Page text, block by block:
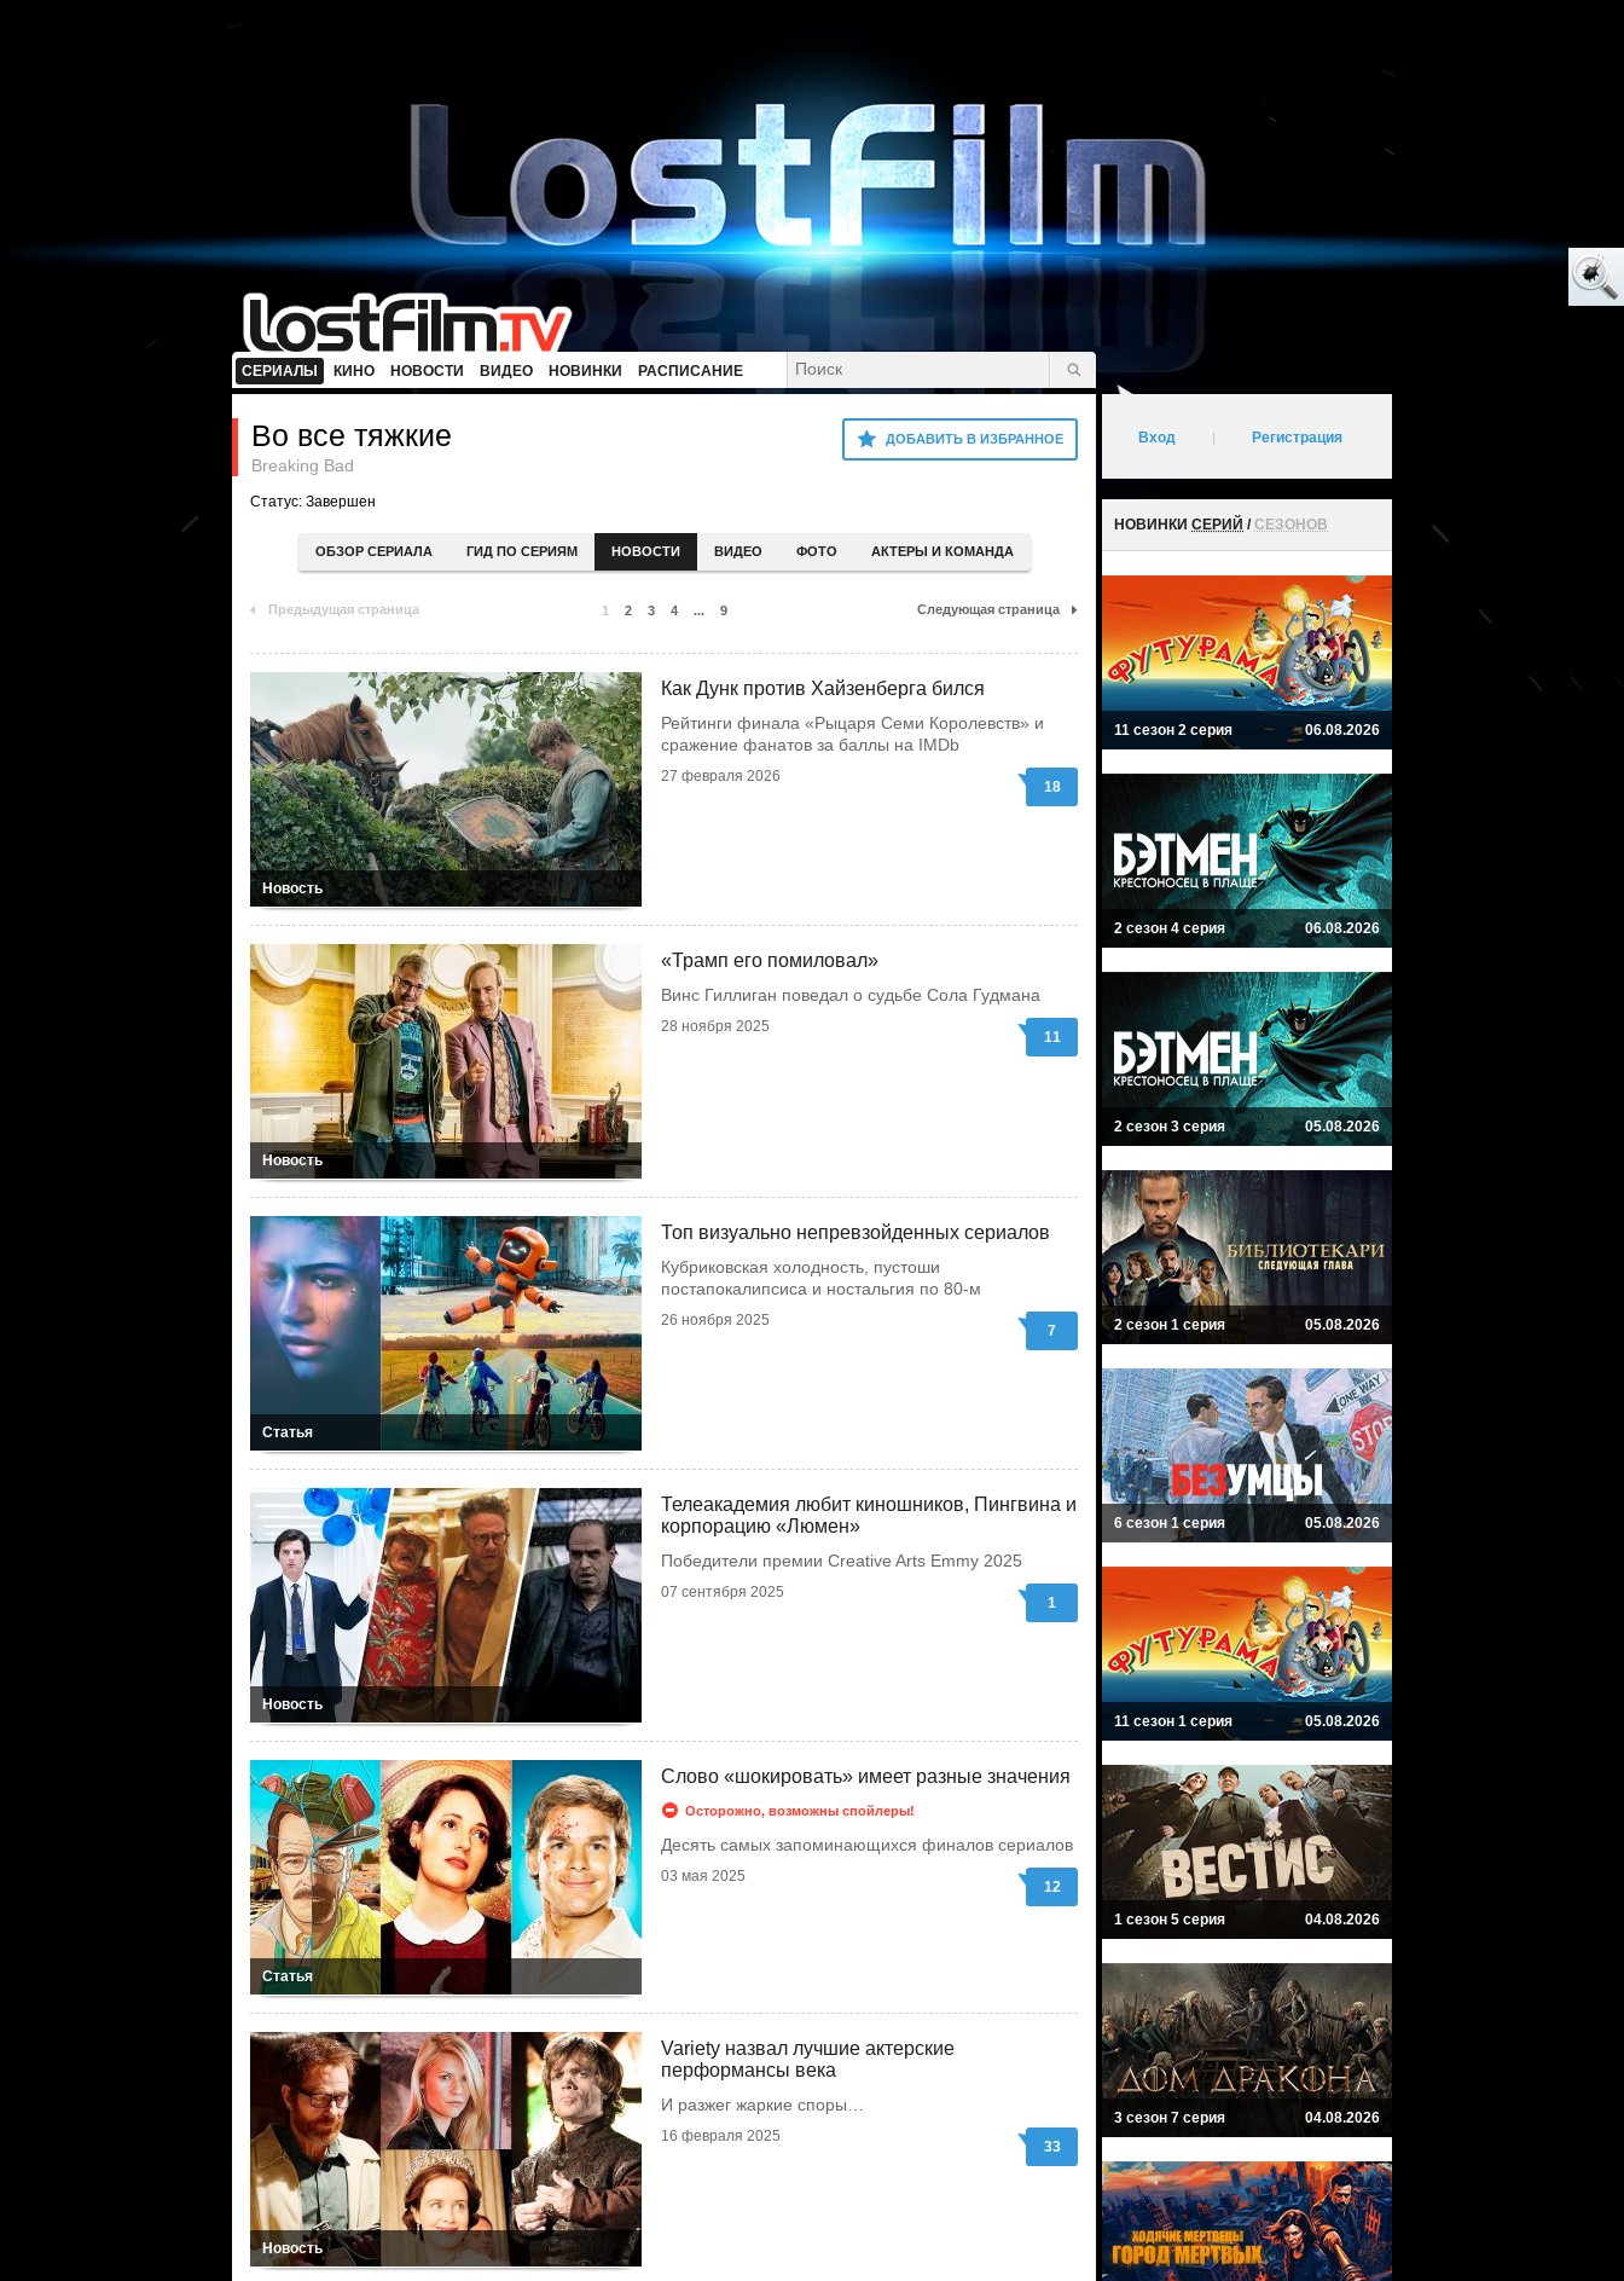
СЕРИАЛЫ КИНО НОВОСТИ ВИДЕО НОВИНКИ РАСПИСАНИЕ
ДОБАВИТЬ В ИЗБРАННОЕ
Во все тяжкие
Breaking Bad
Статус: Завершен
ОБЗОР СЕРИАЛА ГИД ПО СЕРИЯМ НОВОСТИ ВИДЕО ФОТО АКТЕРЫ И КОМАНДА
Предыдущая страница 1 2 3 4 ... 9 Следующая страница
Новость
Как Дунк против Хайзенберга бился
Рейтинги финала «Рыцаря Семи Королевств» и
сражение фанатов за баллы на IMDb
27 февраля 2026
18
Новость
«Трамп его помиловал»
Винс Гиллиган поведал о судьбе Сола Гудмана
28 ноября 2025
11
Статья
Топ визуально непревзойденных сериалов
Кубриковская холодность, пустоши
постапокалипсиса и ностальгия по 80-м
26 ноября 2025
7
Новость
Телеакадемия любит киношников, Пингвина и
корпорацию «Люмен»
Победители премии Creative Arts Emmy 2025
07 сентября 2025
1
Статья
Слово «шокировать» имеет разные значения
Осторожно, возможны спойлеры!
Десять самых запоминающихся финалов сериалов
03 мая 2025
12
Новость
Variety назвал лучшие актерские
перформансы века
И разжег жаркие споры…
16 февраля 2025
33
Вход Регистрация
НОВИНКИ СЕРИЙ /СЕЗОНОВ
11 сезон 2 серия 06.08.2026
2 сезон 4 серия 06.08.2026
2 сезон 3 серия 05.08.2026
2 сезон 1 серия 05.08.2026
6 сезон 1 серия 05.08.2026
11 сезон 1 серия 05.08.2026
1 сезон 5 серия 04.08.2026
3 сезон 7 серия 04.08.2026